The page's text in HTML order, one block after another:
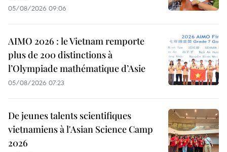
05/08/2026 09:06
AIMO 2026 : le Vietnam remporte
plus de 200 distinctions à
l’Olympiade mathématique d’Asie
05/08/2026 07:23
De jeunes talents scientifiques
vietnamiens à l'Asian Science Camp
2026